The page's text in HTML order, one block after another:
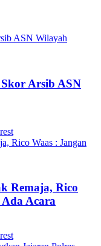
Arsib ASN
Remaja, Rico
Acara